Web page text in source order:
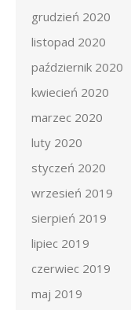
grudzień 2020
listopad 2020
październik 2020
kwiecień 2020
marzec 2020
luty 2020
styczeń 2020
wrzesień 2019
sierpień 2019
lipiec 2019
czerwiec 2019
maj 2019